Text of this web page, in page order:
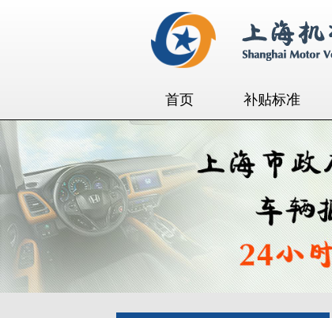
首页 补贴标准